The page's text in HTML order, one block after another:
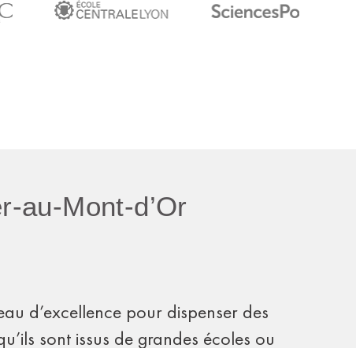
au-Mont-d’Or
d’excellence pour dispenser des
sont issus de grandes écoles ou